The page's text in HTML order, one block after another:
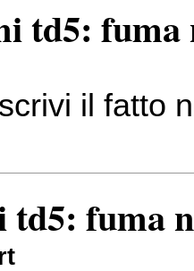
td5: fuma
il fatto
fuma